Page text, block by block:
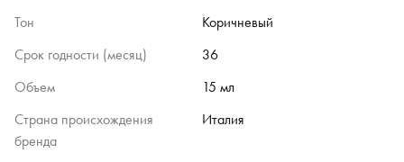
Тон
Коричневый
Срок годности (месяц)
36
Объем
15 мл
Страна происхождения
бренда
Италия